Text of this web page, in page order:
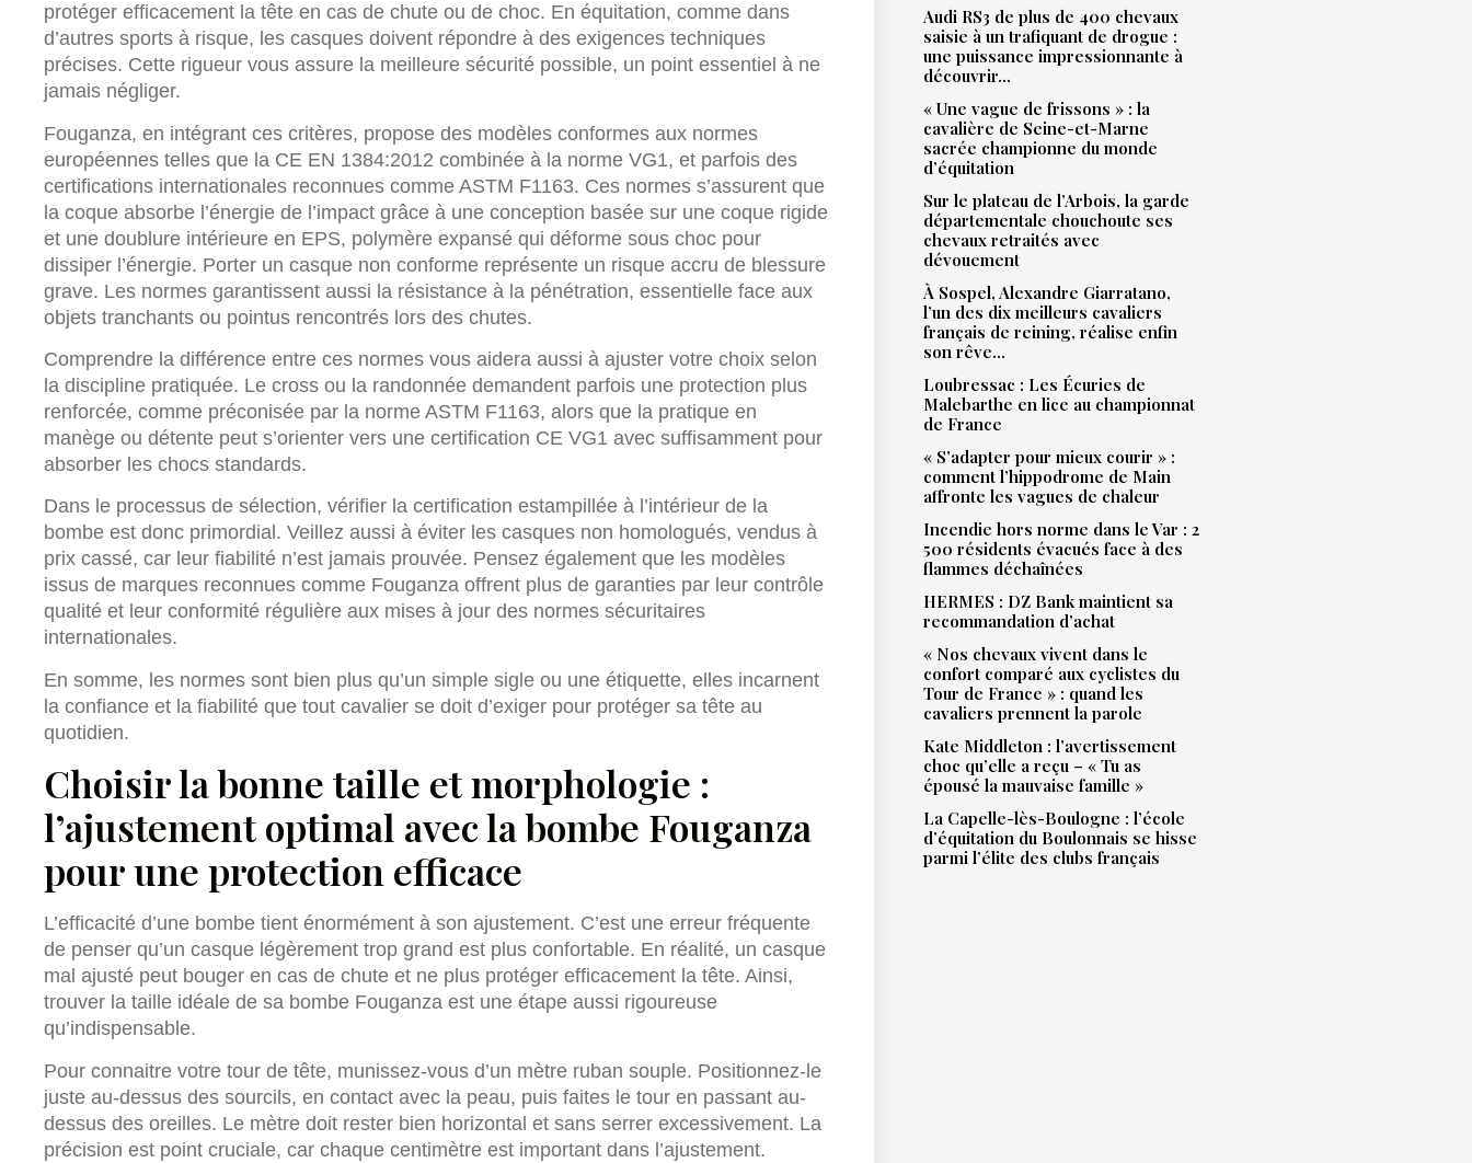
protéger efficacement la tête en cas de chute ou de choc. En équitation, comme dans
d’autres sports à risque, les casques doivent répondre à des exigences techniques
précises. Cette rigueur vous assure la meilleure sécurité possible, un point essentiel à ne
jamais négliger.
Fouganza, en intégrant ces critères, propose des modèles conformes aux normes
européennes telles que la CE EN 1384:2012 combinée à la norme VG1, et parfois des
certifications internationales reconnues comme ASTM F1163. Ces normes s’assurent que
la coque absorbe l’énergie de l’impact grâce à une conception basée sur une coque rigide
et une doublure intérieure en EPS, polymère expansé qui déforme sous choc pour
dissiper l’énergie. Porter un casque non conforme représente un risque accru de blessure
grave. Les normes garantissent aussi la résistance à la pénétration, essentielle face aux
objets tranchants ou pointus rencontrés lors des chutes.
Comprendre la différence entre ces normes vous aidera aussi à ajuster votre choix selon
la discipline pratiquée. Le cross ou la randonnée demandent parfois une protection plus
renforcée, comme préconisée par la norme ASTM F1163, alors que la pratique en
manège ou détente peut s’orienter vers une certification CE VG1 avec suffisamment pour
absorber les chocs standards.
Dans le processus de sélection, vérifier la certification estampillée à l’intérieur de la
bombe est donc primordial. Veillez aussi à éviter les casques non homologués, vendus à
prix cassé, car leur fiabilité n’est jamais prouvée. Pensez également que les modèles
issus de marques reconnues comme Fouganza offrent plus de garanties par leur contrôle
qualité et leur conformité régulière aux mises à jour des normes sécuritaires
internationales.
En somme, les normes sont bien plus qu’un simple sigle ou une étiquette, elles incarnent
la confiance et la fiabilité que tout cavalier se doit d’exiger pour protéger sa tête au
quotidien.
Choisir la bonne taille et morphologie :
l’ajustement optimal avec la bombe Fouganza
pour une protection efficace
L’efficacité d’une bombe tient énormément à son ajustement. C’est une erreur fréquente
de penser qu’un casque légèrement trop grand est plus confortable. En réalité, un casque
mal ajusté peut bouger en cas de chute et ne plus protéger efficacement la tête. Ainsi,
trouver la taille idéale de sa bombe Fouganza est une étape aussi rigoureuse
qu’indispensable.
Pour connaitre votre tour de tête, munissez-vous d’un mètre ruban souple. Positionnez-le
juste au-dessus des sourcils, en contact avec la peau, puis faites le tour en passant au-
dessus des oreilles. Le mètre doit rester bien horizontal et sans serrer excessivement. La
précision est point cruciale, car chaque centimètre est important dans l’ajustement.
Audi RS3 de plus de 400 chevaux
saisie à un trafiquant de drogue :
une puissance impressionnante à
découvrir…
« Une vague de frissons » : la
cavalière de Seine-et-Marne
sacrée championne du monde
d’équitation
Sur le plateau de l’Arbois, la garde
départementale chouchoute ses
chevaux retraités avec
dévouement
À Sospel, Alexandre Giarratano,
l’un des dix meilleurs cavaliers
français de reining, réalise enfin
son rêve…
Loubressac : Les Écuries de
Malebarthe en lice au championnat
de France
« S’adapter pour mieux courir » :
comment l’hippodrome de Main
affronte les vagues de chaleur
Incendie hors norme dans le Var : 2
500 résidents évacués face à des
flammes déchaînées
HERMES : DZ Bank maintient sa
recommandation d’achat
« Nos chevaux vivent dans le
confort comparé aux cyclistes du
Tour de France » : quand les
cavaliers prennent la parole
Kate Middleton : l’avertissement
choc qu’elle a reçu – « Tu as
épousé la mauvaise famille »
La Capelle-lès-Boulogne : l’école
d’équitation du Boulonnais se hisse
parmi l’élite des clubs français